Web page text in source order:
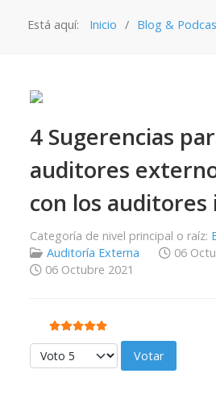
Está aquí: Inicio Blog &
4 Sugerencias
auditores
con los
Categoría de nivel principal o raíz:
Auditoría Externa
06
06 Octubre 2021
Ratio:5/5
Por favor, vote